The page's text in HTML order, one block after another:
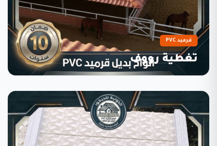
قرميد PVC
تغطية رووف